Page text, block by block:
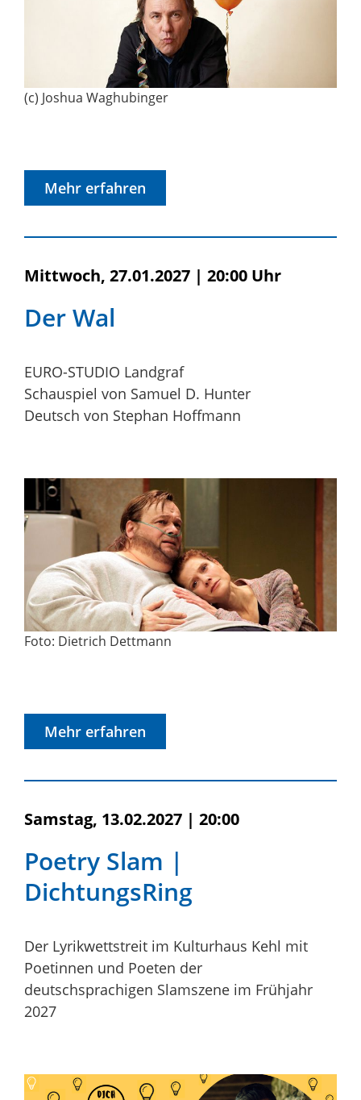
(c) Joshua Waghubinger
Mehr erfahren
Mittwoch, 27.01.2027 | 20:00 Uhr
Der Wal
EURO-STUDIO Landgraf
Schauspiel von Samuel D. Hunter
Deutsch von Stephan Hoffmann
Foto: Dietrich Dettmann
Mehr erfahren
Samstag, 13.02.2027 | 20:00
Poetry Slam |
DichtungsRing
Der Lyrikwettstreit im Kulturhaus Kehl mit
Poetinnen und Poeten der
deutschsprachigen Slamszene im Frühjahr
2027